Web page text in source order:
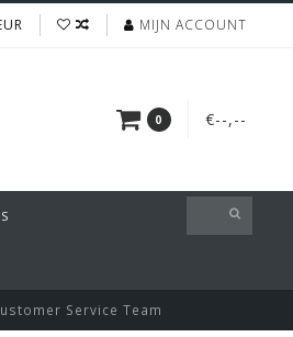
MIJN ACCOUNT
0 €--,--
Service Team